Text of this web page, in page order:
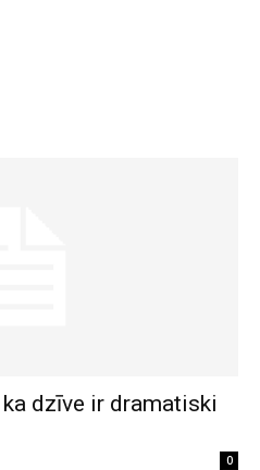
dzīve ir dramatiski
0